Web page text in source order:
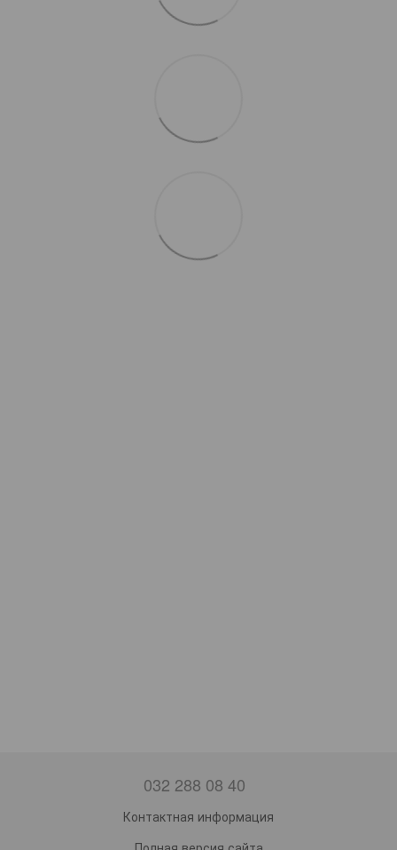
032 288 08 40
Контактная информация